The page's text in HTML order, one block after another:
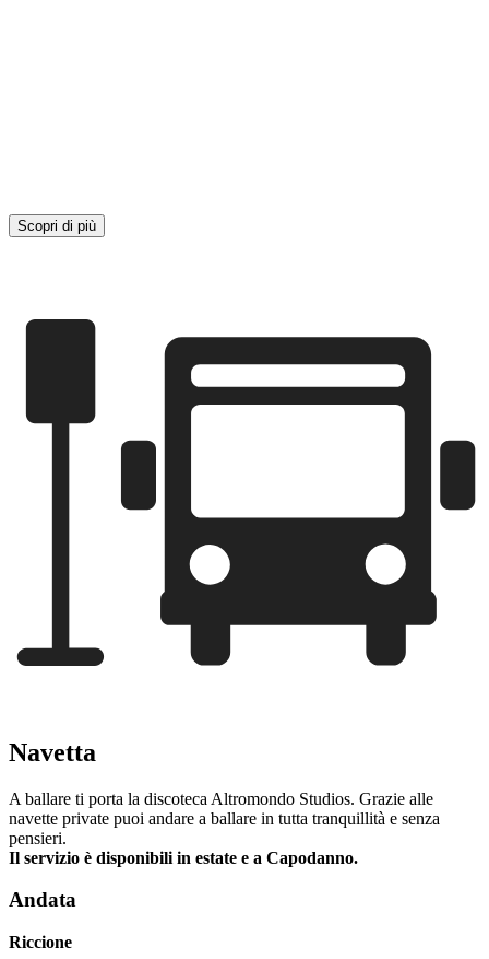
Scopri di più
Navetta
A ballare ti porta la discoteca Altromondo Studios. Grazie alle
navette private puoi andare a ballare in tutta tranquillità e senza
pensieri.
Il servizio è disponibili in estate e a Capodanno.
Andata
Riccione